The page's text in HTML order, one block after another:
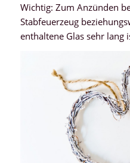
Wichtig: Zum Anzünden
Stabfeuerzeug
enthaltene Glas sehr lang